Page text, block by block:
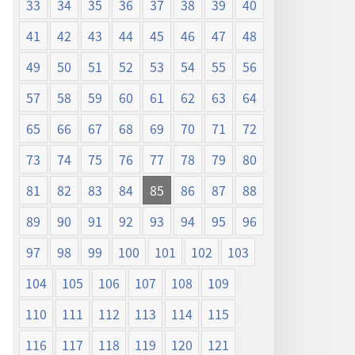
33 34 35 36 37 38 39
40
41
42 43 44 45 46 47
48
49
50 51 52 53 54 55
56
57
58 59 60 61 62 63
64
65
66 67 68 69 70 71
72
73
74 75 76 77 78 79
80
81
82 83 84 85 86 87
88
89
90 91 92 93 94 95
96
97
98 99 100 101 102
103
104
105 106 107 108
109
110
111 112 113 114
115
116
117 118 119 120 121